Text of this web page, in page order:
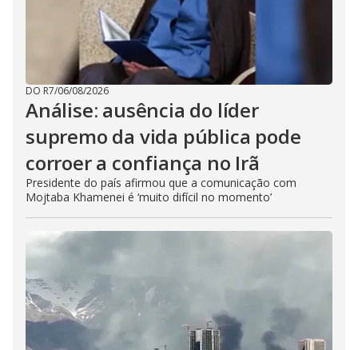
DO R7/06/08/2026
Análise: ausência do líder
supremo da vida pública pode
corroer a confiança no Irã
Presidente do país afirmou que a comunicação com
Mojtaba Khamenei é ‘muito difícil no momento’